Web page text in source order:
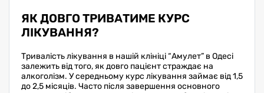
ЯК ДОВГО ТРИВАТИМЕ КУРС
ЛІКУВАННЯ?
Тривалість лікування в нашій клініці “Амулет” в Одесі
залежить від того, як довго пацієнт страждає на
алкоголізм. У середньому курс лікування займає від 1,5
до 2,5 місяців. Часто після завершення основного